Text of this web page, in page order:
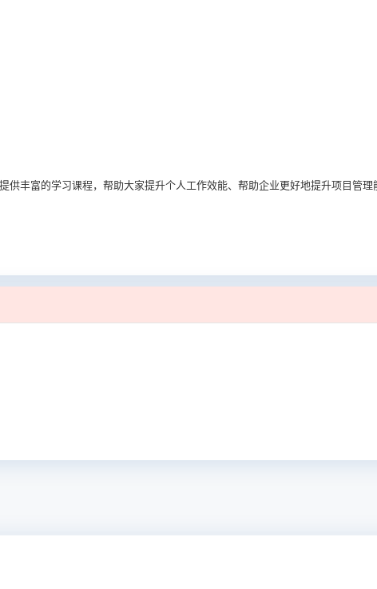
供丰富的学习课程，帮助大家提升个人工作效能、帮助企业更好地提升项目管理